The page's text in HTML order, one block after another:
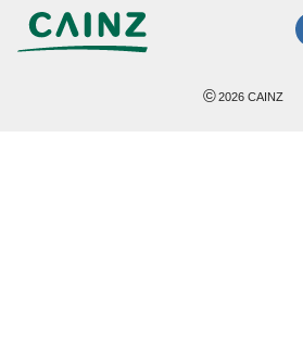
©2026 CAINZ